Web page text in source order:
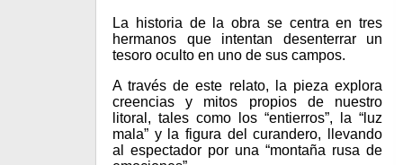
La historia de la obra se centra en tres
hermanos que intentan desenterrar un
tesoro oculto en uno de sus campos.
A través de este relato, la pieza explora
creencias y mitos propios de nuestro
litoral, tales como los “entierros”, la “luz
mala” y la figura del curandero, llevando
al espectador por una “montaña rusa de